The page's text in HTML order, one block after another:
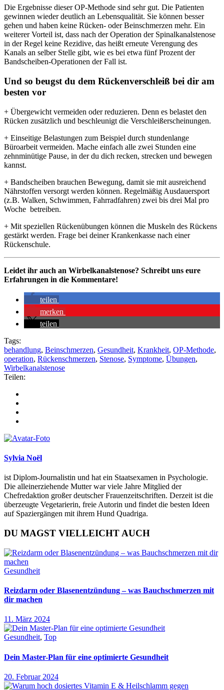
Die Ergebnisse dieser OP-Methode sind sehr gut. Die Patienten
gewinnen wieder deutlich an Lebensqualität. Sie können besser
gehen und haben keine Rücken- oder Beinschmerzen mehr. Ein
weiterer Vorteil ist, dass nach der Operation der Spinalkanalstenose
in der Regel keine Rezidive, das heißt erneute Verengung des
Kanals an selber Stelle gibt, wie es bei etwa fünf Prozent der
Bandscheiben-Operationen der Fall ist.
Und so beugst du dem Rückenverschleiß bei dir am
besten vor
+ Übergewicht vermeiden oder reduzieren. Denn es belastet den
Rücken zusätzlich und beschleunigt die Verschleißerscheinungen.
+ Einseitige Belastungen zum Beispiel durch stundenlange
Büroarbeit vermeiden. Mache einfach alle zwei Stunden eine
zehnminütige Pause, in der du dich recken, strecken und bewegen
kannst.
+ Bandscheiben brauchen Bewegung, damit sie mit ausreichend
Nährstoffen versorgt werden können. Regelmäßig Ausdauersport
(z.B. Walken, Schwimmen, Fahrradfahren) zwei bis drei Mal pro
Woche betreiben.
+ Mit speziellen Rückenübungen können die Muskeln des Rückens
gestärkt werden. Frage bei deiner Krankenkasse nach einer
Rückenschule.
Leidet ihr auch an Wirbelkanalstenose? Schreibt uns eure
Erfahrungen in die Kommentare!
teilen
merken
teilen
Tags:
behandlung, Beinschmerzen, Gesundheit, Krankheit, OP-Methode,
operation, Rückenschmerzen, Stenose, Symptome, Übungen,
Wirbelkanalstenose
Teilen:
Sylvia Noël
ist Diplom-Journalistin und hat ein Staatsexamen in Psychologie.
Die alleinerziehende Mutter war viele Jahre Mitglied der
Chefredaktion großer deutscher Frauenzeitschriften. Derzeit ist die
überzeugte Vegetarierin, freie Autorin und findet die besten Ideen
auf Spaziergängen mit ihrem Hund Quadriga.
DU MAGST VIELLEICHT AUCH
Gesundheit
Reizdarm oder Blasenentzündung – was Bauchschmerzen mit
dir machen
11. März 2024
Gesundheit, Top
Dein Master-Plan für eine optimierte Gesundheit
20. Februar 2024